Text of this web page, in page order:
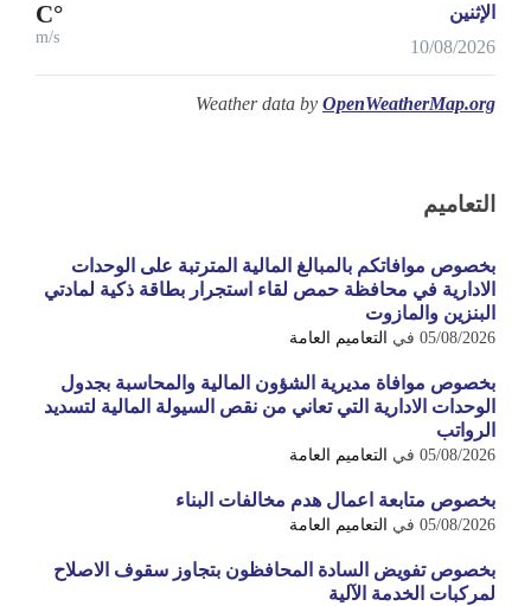
الإثنين
10/08/2026
°C
m/s
Weather data by OpenWeatherMap.org
التعاميم
بخصوص موافاتكم بالمبالغ المالية المترتبة على الوحدات
الادارية في محافظة حمص لقاء استجرار بطاقة ذكية لمادتي
البنزين والمازوت
05/08/2026 في التعاميم العامة
بخصوص موافاة مديرية الشؤون المالية والمحاسبة بجدول
الوحدات الادارية التي تعاني من نقص السيولة المالية لتسديد
الرواتب
05/08/2026 في التعاميم العامة
بخصوص متابعة اعمال هدم مخالفات البناء
05/08/2026 في التعاميم العامة
بخصوص تفويض السادة المحافظون بتجاوز سقوف الاصلاح
لمركبات الخدمة الآلية